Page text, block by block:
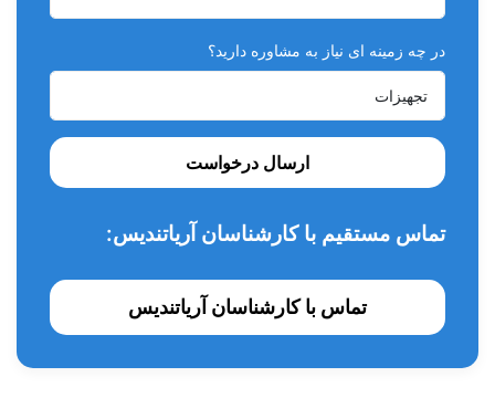
در چه زمینه ای نیاز به مشاوره دارید؟
ارسال درخواست
تماس مستقیم با کارشناسان آریاتندیس:
تماس با کارشناسان آریاتندیس